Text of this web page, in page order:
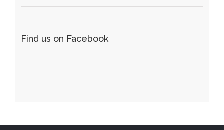
Find us on Facebook